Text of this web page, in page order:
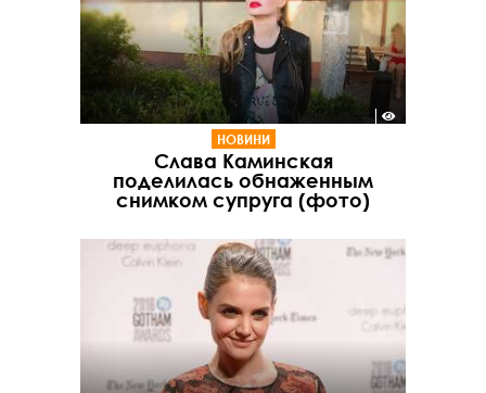
НОВИНИ
Слава Каминская
поделилась обнаженным
снимком супруга (фото)